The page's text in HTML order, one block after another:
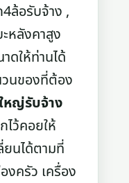
ล้อรับจ้าง ,
หลังคาสูง
ดให้ท่านได้
วนของที่ต้อง
หญ่รับจ้าง
ไว้คอยให้
นได้ตามที่
งครัว เครื่อง